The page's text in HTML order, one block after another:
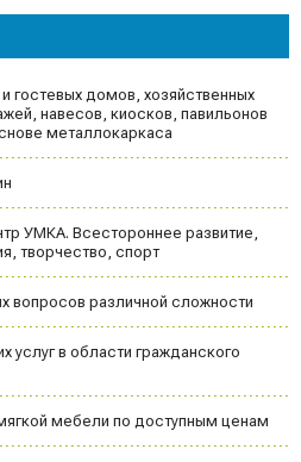
гостевых домов, хозяйственных
навесов, киосков, павильонов
металлокаркаса
УМКА. Всестороннее развитие,
творчество, спорт
вопросов различной сложности
услуг в области гражданского
мебели по доступным ценам